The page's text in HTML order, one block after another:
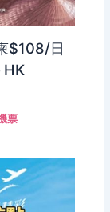
$108/日
HK
票